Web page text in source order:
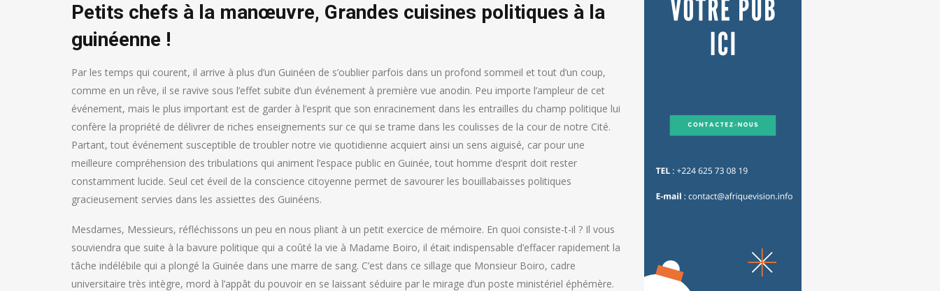
Petits chefs à la manœuvre, Grandes cuisines politiques à la
guinéenne !
Par les temps qui courent, il arrive à plus d’un Guinéen de s’oublier parfois dans un profond sommeil et tout d’un coup,
comme en un rêve, il se ravive sous l’effet subite d’un événement à première vue anodin. Peu importe l’ampleur de cet
événement, mais le plus important est de garder à l’esprit que son enracinement dans les entrailles du champ politique lui
confère la propriété de délivrer de riches enseignements sur ce qui se trame dans les coulisses de la cour de notre Cité.
Partant, tout événement susceptible de troubler notre vie quotidienne acquiert ainsi un sens aiguisé, car pour une
meilleure compréhension des tribulations qui animent l’espace public en Guinée, tout homme d’esprit doit rester
constamment lucide. Seul cet éveil de la conscience citoyenne permet de savourer les bouillabaisses politiques
gracieusement servies dans les assiettes des Guinéens.
Mesdames, Messieurs, réfléchissons un peu en nous pliant à un petit exercice de mémoire. En quoi consiste-t-il ? Il vous
souviendra que suite à la bavure politique qui a coûté la vie à Madame Boiro, il était indispensable d’effacer rapidement la
tâche indélébile qui a plongé la Guinée dans une marre de sang. C’est dans ce sillage que Monsieur Boiro, cadre
universitaire très intègre, mord à l’appât du pouvoir en se laissant séduire par le mirage d’un poste ministériel éphémère.